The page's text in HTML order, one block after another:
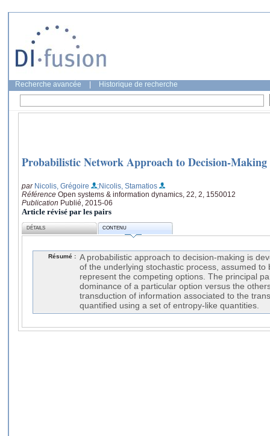
Recherche avancée Historique de recherche
Probabilistic Network Approach to Decision-Making
par Nicolis, Grégoire
;Nicolis, Stamatios
Référence Open systems & information dynamics, 22, 2, 1550012
Publication Publié, 2015-06
Article révisé par les pairs
DÉTAILS CONTENU
Résumé : A probabilistic approach to decision-making is
of the underlying stochastic process, assumed to
represent the competing options. The principal
dominance of a particular option versus the
transduction of information associated to the
quantified using a set of entropy-like quantities.